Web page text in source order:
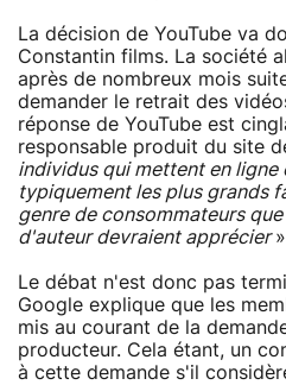
La décision de YouTube va
Constantin films. La société
après de nombreux mois
demander le retrait des
réponse de YouTube est
responsable produit du site
individus qui mettent en ligne
typiquement les plus grands
genre de consommateurs
d'auteur devraient apprécier
Le débat n'est donc pas
Google explique que les
mis au courant de la
producteur. Cela étant, un
à cette demande s'il